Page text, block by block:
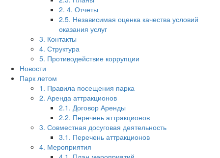
2. 4. Отчеты
2.5. Независимая оценка качества условий
оказания услуг
3. Контакты
4. Структура
5. Противодействие коррупции
Новости
Парк летом
1. Правила посещения парка
2. Аренда аттракционов
2.1. Договор Аренды
2.2. Перечень аттракционов
3. Совместная досуговая деятельность
3.1. Перечень аттракционов
4. Мероприятия